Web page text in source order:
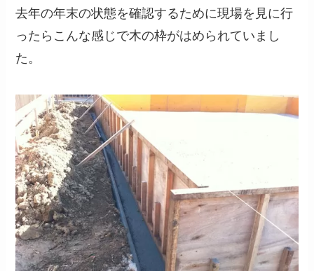
去年の年末の状態を確認するために現場を見に行
ったらこんな感じで木の枠がはめられていまし
た。